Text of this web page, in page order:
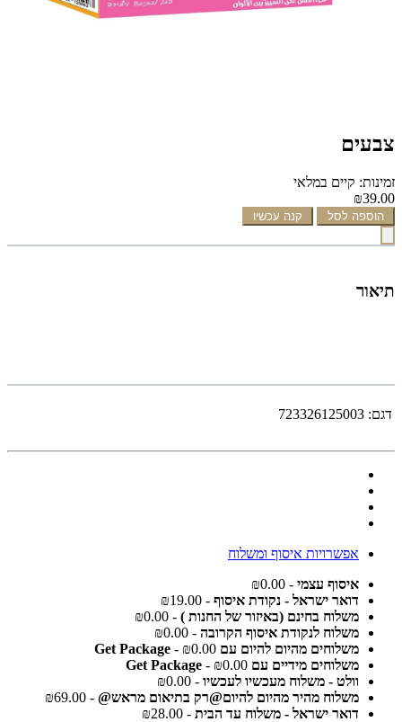
צבעים
זמינות: קיים במלאי
₪39.00
הוספה לסל קנה עכשיו
תיאור
דגם: 723326125003
אפשרויות איסוף ומשלוח
איסוף עצמי - ₪0.00
דואר ישראל - נקודת איסוף - ₪19.00
משלוח בחינם (באיזור של החנות ) - ₪0.00
משלוח לנקודת איסוף הקרובה - ₪0.00
משלוחים מהיום להיום עם Get Package - ₪0.00
משלוחים מידיים עם Get Package - ₪0.00
וולט - משלוח מעכשיו לעכשיו - ₪0.00
משלוח מהיר מהיום להיום@רק בתיאום מראש@ - ₪69.00
דואר ישראל - משלוח עד הבית - ₪28.00